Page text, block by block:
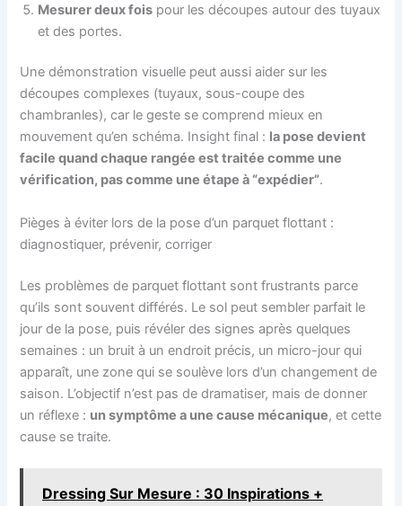
Mesurer deux fois pour les découpes autour des tuyaux
et des portes.
Une démonstration visuelle peut aussi aider sur les
découpes complexes (tuyaux, sous-coupe des
chambranles), car le geste se comprend mieux en
mouvement qu’en schéma. Insight final : la pose devient
facile quand chaque rangée est traitée comme une
vérification, pas comme une étape à “expédier”.
Pièges à éviter lors de la pose d’un parquet flottant :
diagnostiquer, prévenir, corriger
Les problèmes de parquet flottant sont frustrants parce
qu’ils sont souvent différés. Le sol peut sembler parfait le
jour de la pose, puis révéler des signes après quelques
semaines : un bruit à un endroit précis, un micro-jour qui
apparaît, une zone qui se soulève lors d’un changement de
saison. L’objectif n’est pas de dramatiser, mais de donner
un réflexe : un symptôme a une cause mécanique, et cette
cause se traite.
Dressing Sur Mesure : 30 Inspirations +